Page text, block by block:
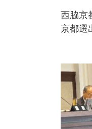
西脇京
京都選